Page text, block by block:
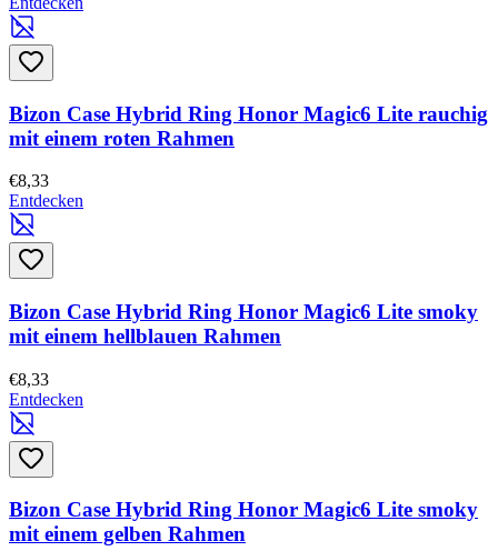
Bizon Case Hybrid Ring Honor Magic6 Lite rauchig
mit einem roten Rahmen
€8,33
Entdecken
Bizon Case Hybrid Ring Honor Magic6 Lite smoky
mit einem hellblauen Rahmen
€8,33
Entdecken
Bizon Case Hybrid Ring Honor Magic6 Lite smoky
mit einem gelben Rahmen